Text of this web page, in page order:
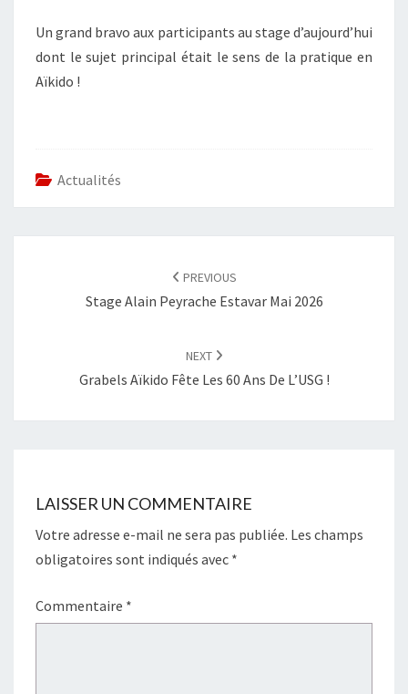
Un grand bravo aux participants au stage d’aujourd’hui
dont le sujet principal était le sens de la pratique en
Aïkido !
Actualités
PREVIOUS
Stage Alain Peyrache Estavar Mai 2026
NEXT
Grabels Aïkido Fête Les 60 Ans De L’USG !
LAISSER UN COMMENTAIRE
Votre adresse e-mail ne sera pas publiée. Les champs
obligatoires sont indiqués avec *
Commentaire *